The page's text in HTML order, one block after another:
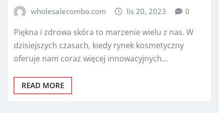
wholesalecombo.com lis 20, 2023 0
Piękna i zdrowa skóra to marzenie wielu z nas. W
dzisiejszych czasach, kiedy rynek kosmetyczny
oferuje nam coraz więcej innowacyjnych…
READ MORE